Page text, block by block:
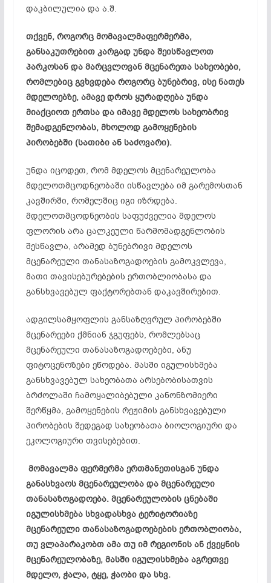
დაკბილულია და ა.შ.
თქვენ, როგორც მომავალმაფერმერმა,
განსაკუთრებით კარგად უნდა შეისწავლოთ
პარკოსან და მარცვლოვან მცენარეთა სახეობები,
რომლებიც გვხვდება როგორც ბუნებრივ, ისე ნათეს
მდელოებზე, ამავე დროს ყურადღება უნდა
მიაქციოთ ერთსა და იმავე მდელოს სახეობრივ
შემადგენლობას, მხოლოდ გამოყენების
პირობებში (სათიბი ან საძოვარი).
უნდა იცოდეთ, რომ მდელოს მცენარეულობა
მდელოთმცოდნეობაში ისწავლება იმ გარემოსთან
კავშირში, რომელშიც იგი იზრდება.
მდელოთმცოდნეობის საფუძველია მდელოს
ფლორის არა ცალკეული წარმომადგენლობის
შესწავლა, არამედ ბუნებრივი მდელოს
მცენარეული თანასაზოგადოების გამოკვლევა,
მათი თავისებურებების ერთობლიობასა და
განსხვავებულ ფაქტორებთან დაკავშირებით.
ადგილსამყოფლის განსაზღვრულ პირობებში
მცენარეები ქმნიან ჯგუფებს, რომლებსაც
მცენარეული თანასაზოგადოებები, ანუ
ფიტოცენოზები ეწოდება. მასში იგულისხმება
განსხვავებულ სახეობათა არსებობისათვის
ბრძოლაში ჩამოყალიბებული კანონზომიერი
შერწყმა, გამოყენების რეჟიმის განსხვავებული
პირობების შედეგად სახეობათა ბიოლოგიური და
ეკოლოგიური თვისებებით.
მომავალმა ფერმერმა ერთმანეთისგან უნდა
განასხვაოს მცენარეულობა და მცენარეული
თანასაზოგადოება. მცენარეულობის ცნებაში
იგულისხმება სხვადასხვა ტერიტორიაზე
მცენარეული თანასაზოგადოებების ერთობლიობა,
თუ ვლაპარაკობთ ამა თუ იმ რეგიონის ან ქვეყნის
მცენარეულობაზე, მასში იგულისხმება აგრეთვე
მდელო, ჭალა, ტყე, ჭაობი და სხვ.